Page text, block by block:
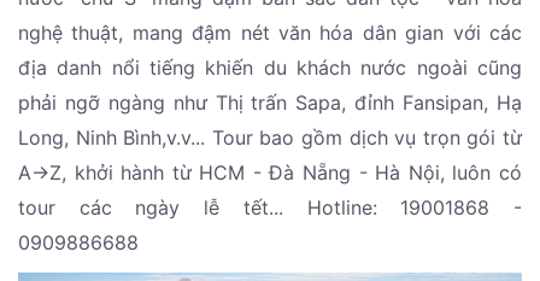
nghệ thuật, mang đậm nét văn hóa dân gian với các
địa danh nổi tiếng khiến du khách nước ngoài cũng
phải ngỡ ngàng như Thị trấn Sapa, đỉnh Fansipan, Hạ
Long, Ninh Bình,v.v... Tour bao gồm dịch vụ trọn gói từ
A->Z, khởi hành từ HCM - Đà Nẵng - Hà Nội, luôn có
tour các ngày lễ tết... Hotline: 19001868 -
0909886688